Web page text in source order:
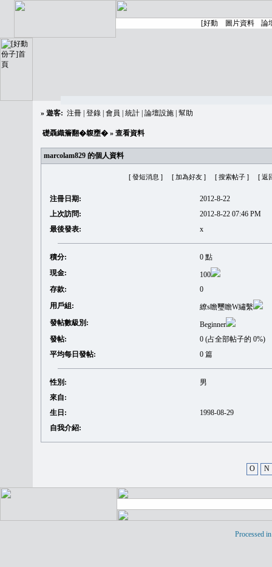
» 遊客: 注冊 登錄 會員 統計 論壇設施 幫助
礎聶織簷翻�䪖壅� » 查看資料
marcolam829 的個人資料
[ 發短消息 ] [ 加為好友 ] [ 搜索帖子 ] [ 返
注冊日期:
2012-8-22
上次訪問:
2012-8-22 07:46 PM
最後發表:
x
積分:
0 點
現金:
100
存款:
0
用戶組:
繚s瞻璽瞻W繡繫
發帖數級別:
Beginner
發帖:
0 (占全部帖子的 0%)
平均每日發帖:
0 篇
性別:
男
來自:
生日:
1998-08-29
自我介紹:
O N
Processed